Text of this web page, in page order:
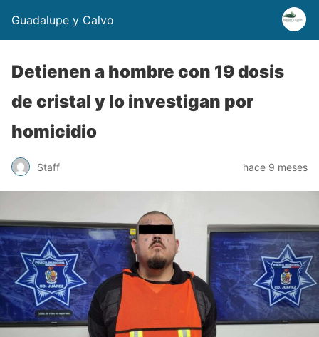
Guadalupe y Calvo
Detienen a hombre con 19 dosis
de cristal y lo investigan por
homicidio
Staff hace 9 meses